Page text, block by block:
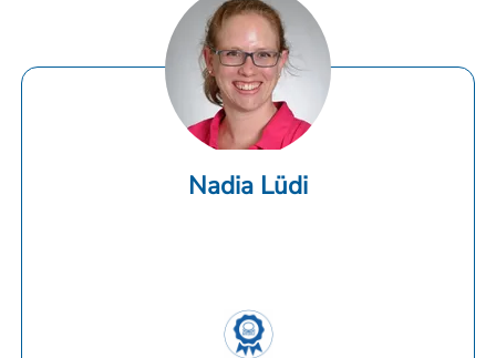
Nadia Lüdi